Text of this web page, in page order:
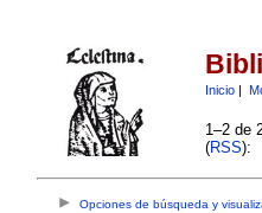
Inicio|
1–2 de
(RSS):
Opciones de búsqueda y